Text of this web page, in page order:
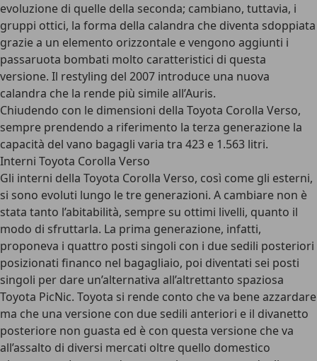
evoluzione di quelle della seconda; cambiano, tuttavia, i
gruppi ottici, la forma della calandra che diventa sdoppiata
grazie a un elemento orizzontale e vengono aggiunti i
passaruota bombati molto caratteristici di questa
versione. Il restyling del 2007 introduce una nuova
calandra che la rende più simile all’Auris.
Chiudendo con le dimensioni della Toyota Corolla Verso,
sempre prendendo a riferimento la terza generazione la
capacità del vano bagagli varia tra 423 e 1.563 litri.
Interni Toyota Corolla Verso
Gli interni della Toyota Corolla Verso, così come gli esterni,
si sono evoluti lungo le tre generazioni. A cambiare non è
stata tanto l’abitabilità, sempre su ottimi livelli, quanto il
modo di sfruttarla. La prima generazione, infatti,
proponeva i quattro posti singoli con i due sedili posteriori
posizionati financo nel bagagliaio, poi diventati sei posti
singoli per dare un’alternativa all’altrettanto spaziosa
Toyota PicNic. Toyota si rende conto che va bene azzardare
ma che una versione con due sedili anteriori e il divanetto
posteriore non guasta ed è con questa versione che va
all’assalto di diversi mercati oltre quello domestico